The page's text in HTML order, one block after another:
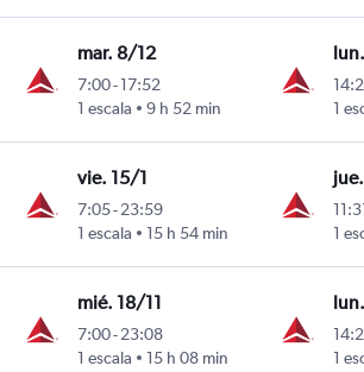
mar. 8/12
7:00-17:52
1 escala
9 h 52 min
1
vie. 15/1
7:05-23:59
1 escala
15 h 54 min
1
mié. 18/11
7:00-23:08
1 escala
15 h 08 min
1